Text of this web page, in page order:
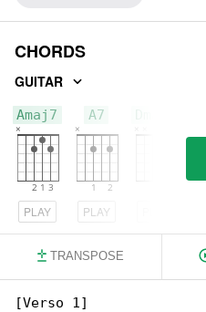
CHORDS
GUITAR
Amaj7
PLAY
A7
PLAY
TRANSPOSE